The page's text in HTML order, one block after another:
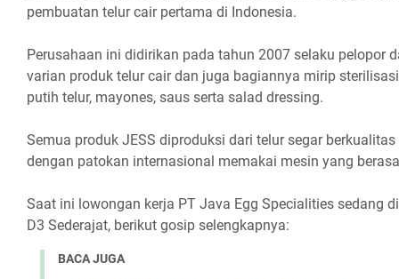
pembuatan telur cair pertama di Indonesia.
Perusahaan ini didirikan pada tahun 2007 selaku pelopor
varian produk telur cair dan juga bagiannya mirip
putih telur, mayones, saus serta salad dressing.
Semua produk JESS diproduksi dari telur segar
dengan patokan internasional memakai mesin yang
Saat ini lowongan kerja PT Java Egg Specialities sedang
D3 Sederajat, berikut gosip selengkapnya:
BACA JUGA